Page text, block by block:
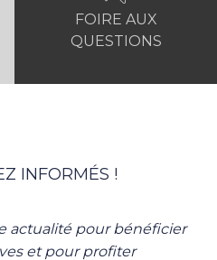
FOIRE AUX
QUESTIONS
INFORMÉS !
actualité pour bénéficier
et pour profiter